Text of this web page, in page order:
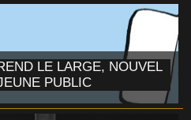
LE LARGE, NOUVEL
PUBLIC